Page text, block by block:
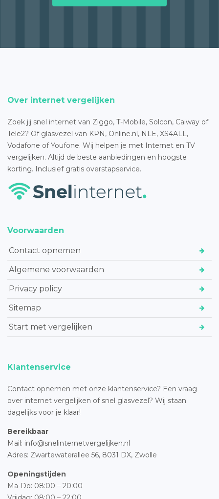
Over internet vergelijken
Zoek jij snel internet van Ziggo, T-Mobile, Solcon, Caiway of
Tele2? Of glasvezel van KPN, Online.nl, NLE, XS4ALL,
Vodafone of Youfone. Wij helpen je met Internet en TV
vergelijken. Altijd de beste aanbiedingen en hoogste
korting. Inclusief gratis overstapservice.
Voorwaarden
Contact opnemen
Algemene voorwaarden
Privacy policy
Sitemap
Start met vergelijken
Klantenservice
Contact opnemen met onze klantenservice? Een vraag
over internet vergelijken of snel glasvezel? Wij staan
dagelijks voor je klaar!
Bereikbaar
Mail: info@snelinternetvergelijken.nl
Adres: Zwartewaterallee 56, 8031 DX, Zwolle
Openingstijden
Ma-Do: 08:00 – 20:00